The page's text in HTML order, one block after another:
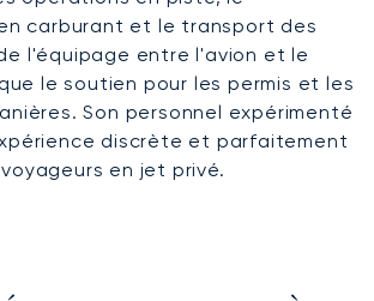
carburant et le transport des
l'équipage entre l'avion et le
le soutien pour les permis et les
Son personnel expérimenté
discrète et parfaitement
en jet privé.